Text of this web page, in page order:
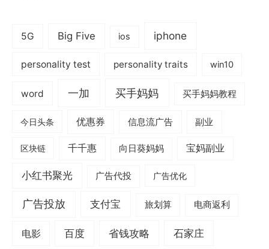
5G Big Five ios iphone
personality test personality traits win10
word 一加 买手妈妈 买手妈妈教程
今日头条 优惠券 信息流广告 副业
区块链 千千惠 向日葵妈妈 宝妈副业
小红书聚光 广告代投 广告优化
广告投放 支付宝 旅划算 电商返利
电影 百度 省钱攻略 石家庄